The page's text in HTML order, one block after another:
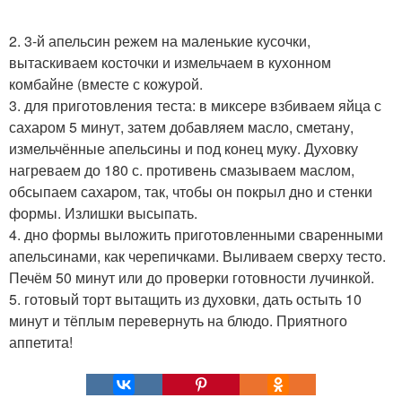
2. 3-й апельсин режем на маленькие кусочки,
вытаскиваем косточки и измельчаем в кухонном
комбайне (вместе с кожурой.
3. для приготовления теста: в миксере взбиваем яйца с
сахаром 5 минут, затем добавляем масло, сметану,
измельчённые апельсины и под конец муку. Духовку
нагреваем до 180 с. противень смазываем маслом,
обсыпаем сахаром, так, чтобы он покрыл дно и стенки
формы. Излишки высыпать.
4. дно формы выложить приготовленными сваренными
апельсинами, как черепичками. Выливаем сверху тесто.
Печём 50 минут или до проверки готовности лучинкой.
5. готовый торт вытащить из духовки, дать остыть 10
минут и тёплым перевернуть на блюдо. Приятного
аппетита!